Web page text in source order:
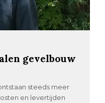
gevelbouw
steeds meer
en levertijden